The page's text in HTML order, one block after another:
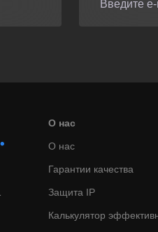
О нас
О нас
Гарантии качества
Защита IP
Калькулятор